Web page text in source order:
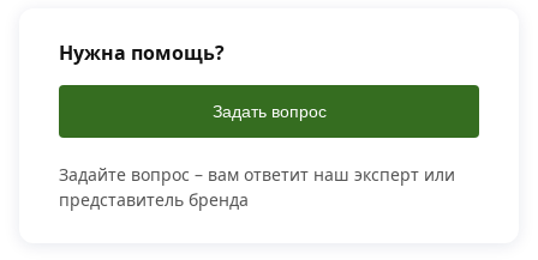
Нужна помощь?
Задать вопрос
Задайте вопрос – вам ответит наш эксперт или
представитель бренда